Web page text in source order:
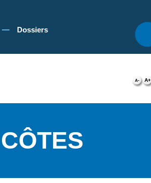
vous proposer une navigation optimale.
Dossiers